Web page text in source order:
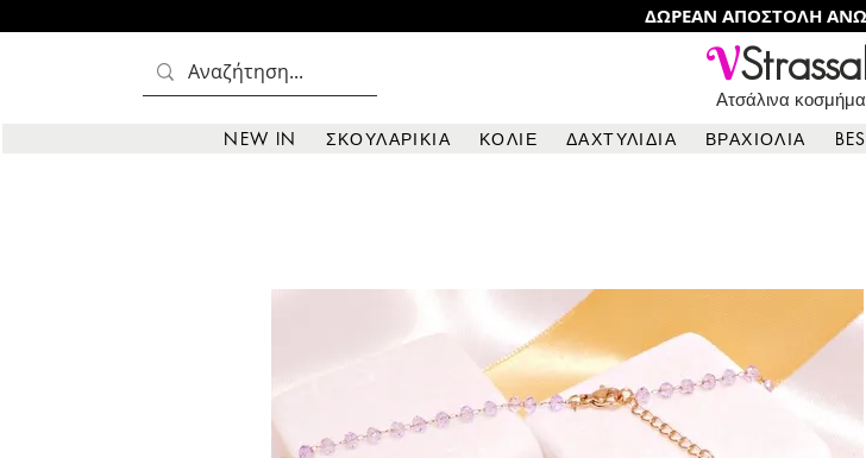
ΔΩΡΕΑΝ ΑΠΟΣΤΟΛΗ
V
Ατσάλινα
NEW IN ΣΚΟΥΛΑΡΙΚΙΑ ΚΟΛΙΕ ΔΑΧΤΥΛΙΔΙΑ ΒΡΑΧΙΟΛΙΑ